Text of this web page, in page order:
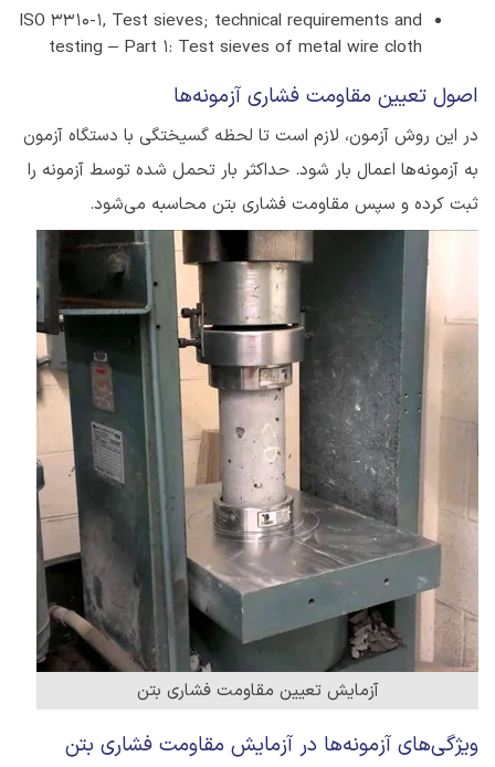
ISO 3310-1, Test sieves; technical requirements and
testing – Part 1: Test sieves of metal wire cloth
اصول تعیین مقاومت فشاری آزمونه‌ها
در این روش آزمون، لازم است تا لحظه گسیختگی با دستگاه آزمون
به آزمونه‌ها اعمال بار ‌شود. حداکثر بار تحمل شده توسط آزمونه را
ثبت کرده و سپس مقاومت فشاری بتن محاسبه می‌شود.
آزمایش تعیین مقاومت فشاری بتن
ویژگی‌های آزمونه‌ها در آزمایش مقاومت فشاری بتن